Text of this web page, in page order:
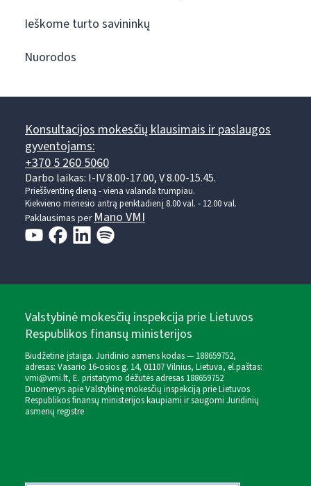
Ieškome turto savininkų
Nuorodos
Konsultacijos mokesčių klausimais ir paslaugos
gyventojams:
+370 5 260 5060
Darbo laikas: I-IV 8.00-17.00, V 8.00-15.45.
Prieššventinę dieną - viena valanda trumpiau.
Kiekvieno mėnesio antrą penktadienį 8.00 val. - 12.00 val.
Paklausimas perMano VMI
Valstybinė mokesčių inspekcija prie Lietuvos
Respublikos finansų ministerijos
Biudžetinė įstaiga. Juridinio asmens kodas — 188659752,
adresas: Vasario 16-osios g. 14, 01107 Vilnius, Lietuva, el.paštas:
vmi@vmi.lt, E. pristatymo dėžutės adresas 188659752
Duomenys apie Valstybinę mokesčių inspekciją prie Lietuvos
Respublikos finansų ministerijos kaupiami ir saugomi Juridinių
asmenų registre